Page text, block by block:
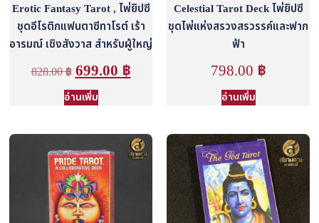
Erotic Fantasy Tarot , ไพ่ยิปซี
ชุดอีโรติกแฟนตาซีทาโรต์ เร้า
อารมณ์ เชิงสังวาส สำหรับผู้ใหญ่
828.00฿ 699.00 ฿
อ่านเพิ่ม
Celestial Tarot Deck ไพ่ยิปซี
ชุดไพ่แห่งสรวงสรวรรค์และฟาก
ฟ้า
798.00 ฿
อ่านเพิ่ม